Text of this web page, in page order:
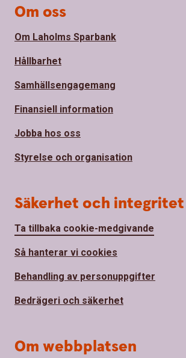
Om oss
Om Laholms Sparbank
Hållbarhet
Samhällsengagemang
Finansiell information
Jobba hos oss
Styrelse och organisation
Säkerhet och integritet
Ta tillbaka cookie-medgivande
Så hanterar vi cookies
Behandling av personuppgifter
Bedrägeri och säkerhet
Om webbplatsen